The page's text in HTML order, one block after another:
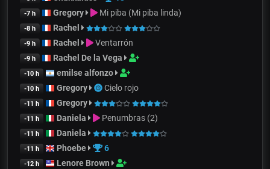
-7 h Gregory Mi piba (Mi piba linda)
-8 h Rachel
-9 h Rachel Ventarrón
-9 h Rachel De la Vega
-10 h emilse alfonzo
-10 h Gregory Cielo rojo
-11 h Gregory
-11 h Daniela Penumbras (2)
-11 h Daniela
-11 h Phoebe 6
-12 h Lenore Brown